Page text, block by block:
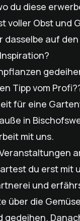
du diese
voller Obst und
dasselbe auf
Tipp vom
für eine
in
mit uns.
du erst mit
und
über die
gedeihen.